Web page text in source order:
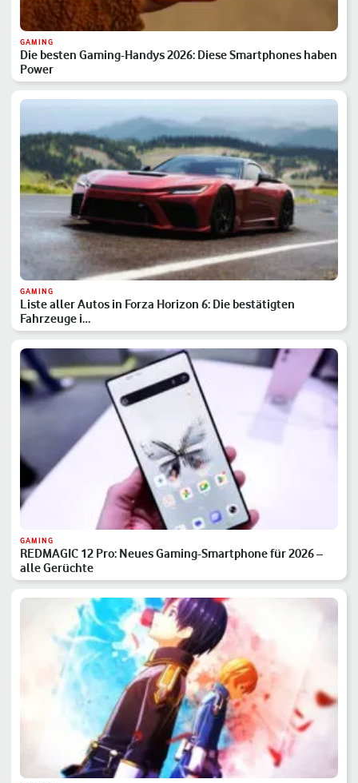
GAMING
Die besten Gaming-Handys 2026: Diese Smartphones haben
Power
GAMING
Liste aller Autos in Forza Horizon 6: Die bestätigten
Fahrzeuge i…
GAMING
REDMAGIC 12 Pro: Neues Gaming-Smartphone für 2026 –
alle Gerüchte